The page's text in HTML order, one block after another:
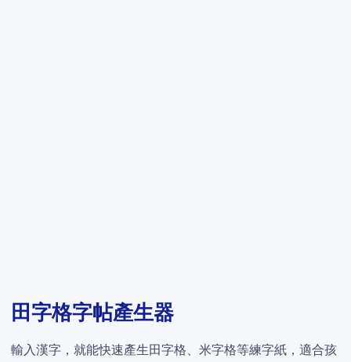
田字格字帖產生器
輸入漢字，就能快速產生田字格、米字格等練字紙，適合孩